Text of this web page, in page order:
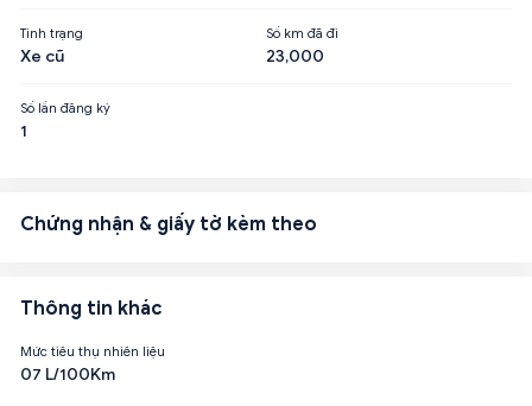
Tình trạng
Xe cũ
Số km đã đi
23,000
Số lần đăng ký
1
Chứng nhận & giấy tờ kèm theo
Thông tin khác
Mức tiêu thụ nhiên liệu
07 L/100Km